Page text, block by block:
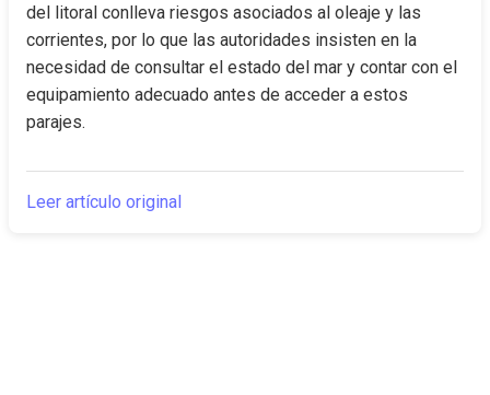
del litoral conlleva riesgos asociados al oleaje y las
corrientes, por lo que las autoridades insisten en la
necesidad de consultar el estado del mar y contar con el
equipamiento adecuado antes de acceder a estos
parajes.
Leer artículo original